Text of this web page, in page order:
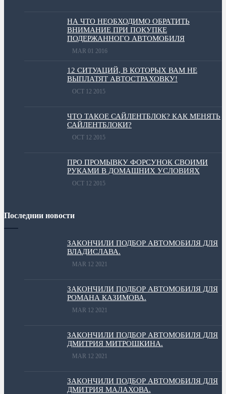
НА ЧТО НЕОБХОДИМО ОБРАТИТЬ
ВНИМАНИЕ ПРИ ПОКУПКЕ
ПОДЕРЖАННОГО АВТОМОБИЛЯ
MAR 01 2016
12 СИТУАЦИЙ, В КОТОРЫХ ВАМ НЕ
ВЫПЛАТЯТ АВТОСТРАХОВКУ!
OCT 12 2015
ЧТО ТАКОЕ САЙЛЕНТБЛОК? КАК МЕНЯТЬ
САЙЛЕНТБЛОКИ?
OCT 12 2015
ПРО ПРОМЫВКУ ФОРСУНОК СВОИМИ
РУКАМИ В ДОМАШНИХ УСЛОВИЯХ
OCT 12 2015
Последнии новости
ЗАКОНЧИЛИ ПОДБОР АВТОМОБИЛЯ ДЛЯ
ВЛАДИСЛАВА.
MAR 12 2021
ЗАКОНЧИЛИ ПОДБОР АВТОМОБИЛЯ ДЛЯ
РОМАНА КАЗИМОВА.
MAR 12 2021
ЗАКОНЧИЛИ ПОДБОР АВТОМОБИЛЯ ДЛЯ
ДМИТРИЯ МИТРОШКИНА.
MAR 12 2021
ЗАКОНЧИЛИ ПОДБОР АВТОМОБИЛЯ ДЛЯ
ДМИТРИЯ МАЛАХОВА.